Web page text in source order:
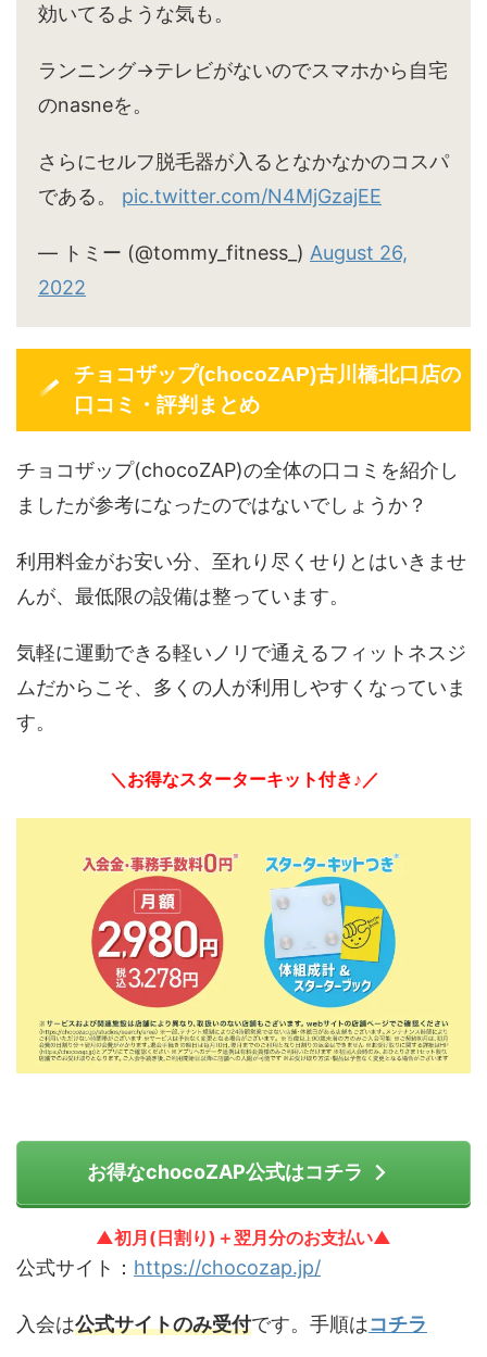
効いてるような気も。
ランニング→テレビがないのでスマホから自宅
のnasneを。
さらにセルフ脱毛器が入るとなかなかのコスパ
である。 pic.twitter.com/N4MjGzajEE
— トミー (@tommy_fitness_) August 26,
2022
チョコザップ(chocoZAP)古川橋北口店の
口コミ・評判まとめ
チョコザップ(chocoZAP)の全体の口コミを紹介し
ましたが参考になったのではないでしょうか？
利用料金がお安い分、至れり尽くせりとはいきませ
んが、最低限の設備は整っています。
気軽に運動できる軽いノリで通えるフィットネスジ
ムだからこそ、多くの人が利用しやすくなっていま
す。
＼お得なスターターキット付き♪／
お得なchocoZAP公式はコチラ
▲初月(日割り)＋翌月分のお支払い▲
公式サイト： https://chocozap.jp/
入会は公式サイトのみ受付です。手順はコチラ